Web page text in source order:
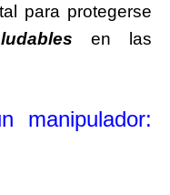
para protegerse
en las
manipulador: